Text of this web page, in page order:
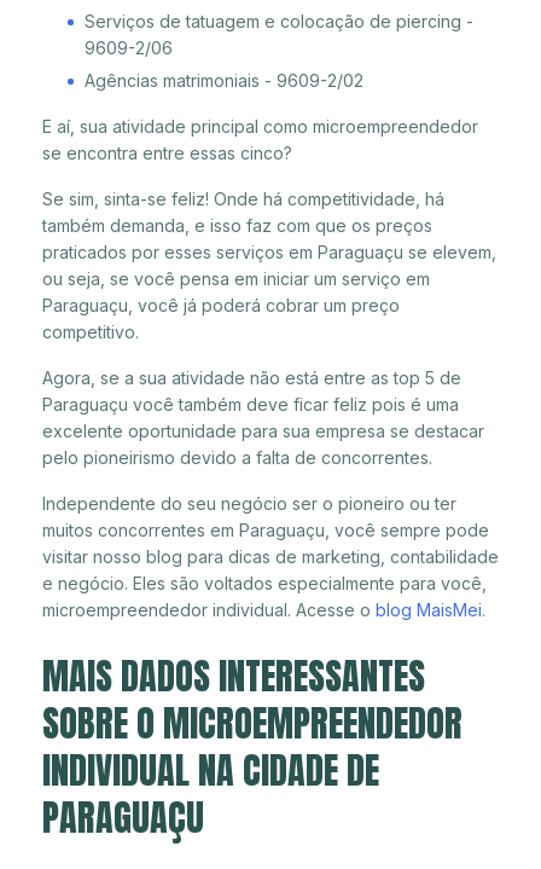
Serviços de tatuagem e colocação de piercing -
9609-2/06
Agências matrimoniais - 9609-2/02
E aí, sua atividade principal como microempreendedor
se encontra entre essas cinco?
Se sim, sinta-se feliz! Onde há competitividade, há
também demanda, e isso faz com que os preços
praticados por esses serviços em Paraguaçu se elevem,
ou seja, se você pensa em iniciar um serviço em
Paraguaçu, você já poderá cobrar um preço
competitivo.
Agora, se a sua atividade não está entre as top 5 de
Paraguaçu você também deve ficar feliz pois é uma
excelente oportunidade para sua empresa se destacar
pelo pioneirismo devido a falta de concorrentes.
Independente do seu negócio ser o pioneiro ou ter
muitos concorrentes em Paraguaçu, você sempre pode
visitar nosso blog para dicas de marketing, contabilidade
e negócio. Eles são voltados especialmente para você,
microempreendedor individual. Acesse o blog MaisMei.
MAIS DADOS INTERESSANTES
SOBRE O MICROEMPREENDEDOR
INDIVIDUAL NA CIDADE DE
PARAGUAÇU